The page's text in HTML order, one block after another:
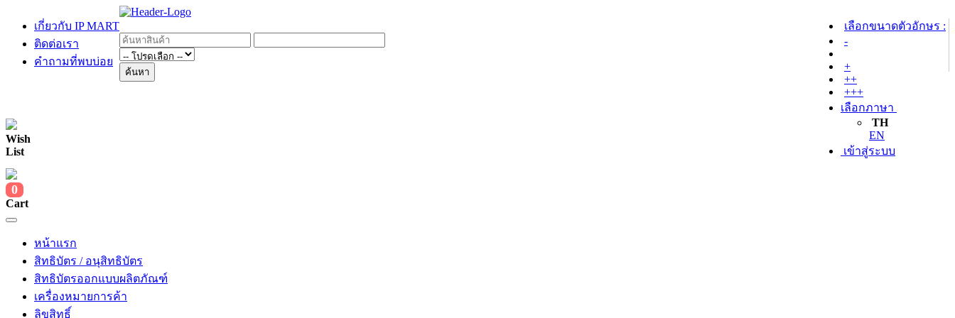
เกี่ยวกับ IP MART
ติดต่อเรา
คำถามที่พบบ่อย
เลือกขนาดตัวอักษร :
-
+
++
+++
เลือกภาษา
TH
EN
เข้าสู่ระบบ
ค้นหา
Wish
List
0
Cart
หน้าแรก
สิทธิบัตร / อนุสิทธิบัตร
สิทธิบัตรออกแบบผลิตภัณฑ์
เครื่องหมายการค้า
ลิขสิทธิ์